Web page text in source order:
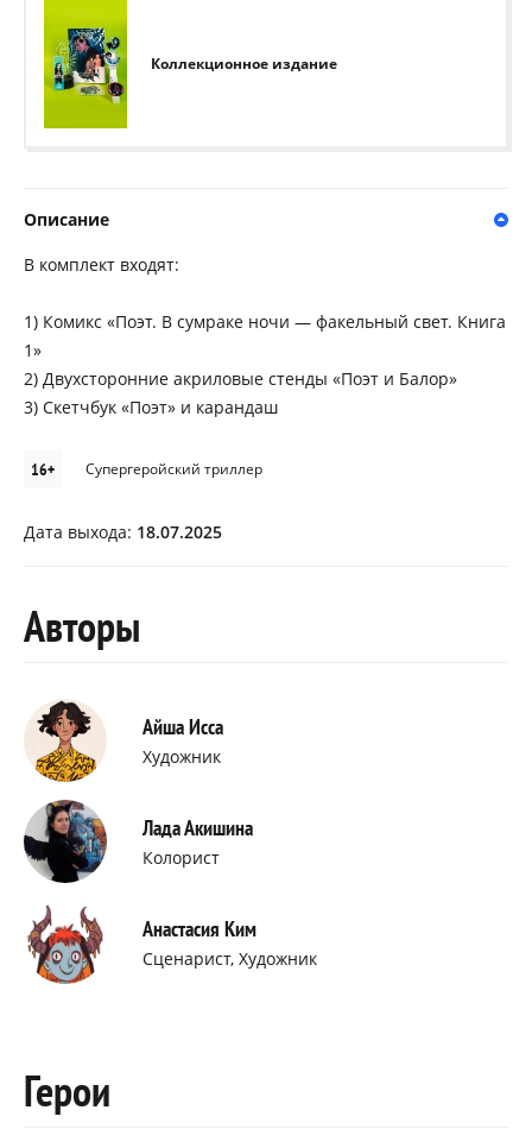
Коллекционное издание
Описание
В комплект входят:
1) Комикс «Поэт. В сумраке ночи — факельный свет. Книга
1»
2) Двухсторонние акриловые стенды «Поэт и Балор»
3) Скетчбук «Поэт» и карандаш
16+ Супергеройский триллер
Дата выхода: 18.07.2025
Авторы
Айша Исса
Художник
Лада Акишина
Колорист
Анастасия Ким
Сценарист, Художник
Герои